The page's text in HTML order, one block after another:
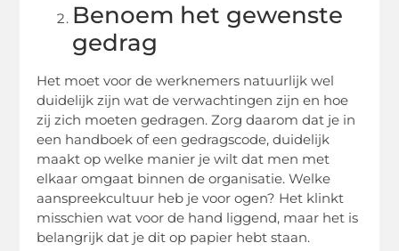
Benoem het gewenste
gedrag
Het moet voor de werknemers natuurlijk wel
duidelijk zijn wat de verwachtingen zijn en hoe
zij zich moeten gedragen. Zorg daarom dat je in
een handboek of een gedragscode, duidelijk
maakt op welke manier je wilt dat men met
elkaar omgaat binnen de organisatie. Welke
aanspreekcultuur heb je voor ogen? Het klinkt
misschien wat voor de hand liggend, maar het is
belangrijk dat je dit op papier hebt staan.